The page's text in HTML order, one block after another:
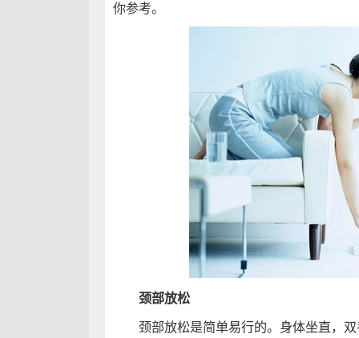
你参考。
颈部放松
颈部放松是简单易行的。身体坐直，双